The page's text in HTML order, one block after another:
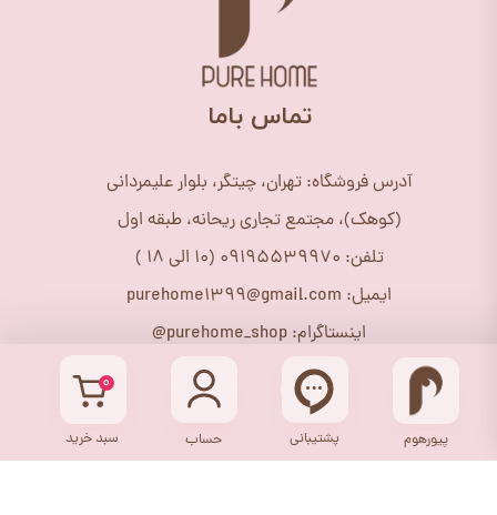
​تماس باما
آدرس فروشگاه: تهران، چیتگر، بلوار علیمردانی
(کوهک)، مجتمع تجاری ریحانه، طبقه اول
تلفن: 09195539970 (10 الی 18 )
ایمیل: purehome1399@gmail.com
اینستاگرام: purehome_shop@
۰
پیورهوم پشتیبانی حساب سبد خرید